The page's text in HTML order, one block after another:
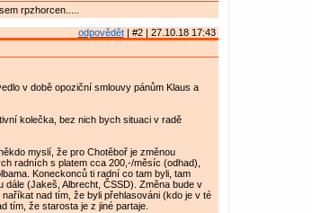
rpzhorcen.....
odpovědět| #2 | 27.10.18 17:43
v době opoziční smlouvy pánům Klaus a
kolečka, bez nich bych situaci v radě
myslí, že pro Chotěboř je změnou
radních s platem cca 200,-/měsíc (odhad),
Koneckonců ti radní co tam byli, tam
dále (Jakeš, Albrecht, ČSSD). Změna bude v
nad tím, že byli přehlasováni (kdo je v té
tím, že starosta je z jiné partaje.